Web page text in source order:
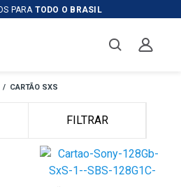
PARA TODO O BRASIL
CARTÃO SXS
FILTRAR